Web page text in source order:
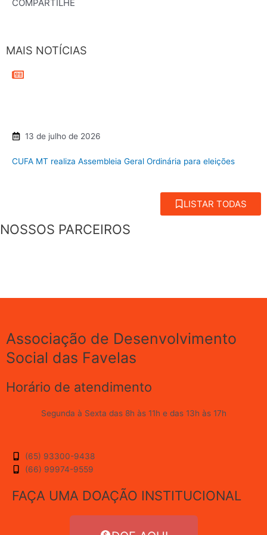
COMPARTILHE
MAIS NOTÍCIAS
13 de julho de 2026
CUFA MT realiza Assembleia Geral Ordinária para eleições
LISTAR TODAS
NOSSOS PARCEIROS
Associação de Desenvolvimento
Social das Favelas
Horário de atendimento
Segunda à Sexta das 8h às 11h e das 13h às 17h
(65) 93300-9438
(66) 99974-9559
FAÇA UMA DOAÇÃO INSTITUCIONAL